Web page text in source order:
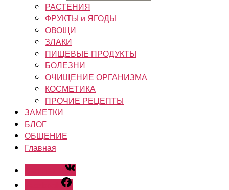
РАСТЕНИЯ
ФРУКТЫ и ЯГОДЫ
ОВОЩИ
ЗЛАКИ
ПИЩЕВЫЕ ПРОДУКТЫ
БОЛЕЗНИ
ОЧИЩЕНИЕ ОРГАНИЗМА
КОСМЕТИКА
ПРОЧИЕ РЕЦЕПТЫ
ЗАМЕТКИ
БЛОГ
ОБЩЕНИЕ
Главная